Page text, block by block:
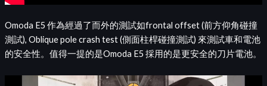
Omoda E5 作為經過了而外的測試如frontal offset (前方仰角碰撞
測試), Oblique pole crash test (側面柱桿碰撞測試) 來測試車和電池
的安全性。值得一提的是Omoda E5 採用的是更安全的刀片電池。